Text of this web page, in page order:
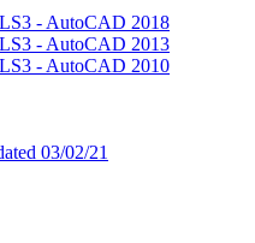
- AutoCAD 2018
- AutoCAD 2013
- AutoCAD 2010
03/02/21